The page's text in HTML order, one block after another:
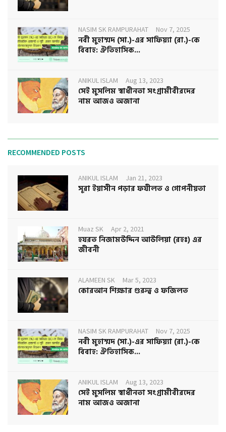
NASIM SK RAMPURAHAT Nov 7, 2025
নবী মুহাম্মদ (সা.)-এর সাফিয়্যা (রা.)-কে
বিবাহ: ঐতিহাসিক...
ANIKUL ISLAM Aug 13, 2023
সেই মুসলিম স্বাধীনতা সংগ্রামীবীরদের
নাম আজও অজানা
RECOMMENDED POSTS
ANIKUL ISLAM Jan 21, 2023
সূরা ইয়াসীন পড়ার ফযীলত ও গোপনীয়তা
Muaz SK Apr 2, 2021
হযরত নিজামউদ্দিন আউলিয়া (রহঃ) এর
জীবনী
ALAMEEN SK Mar 5, 2023
কোরআন শিক্ষার গুরুত্ব ও ফজিলত
NASIM SK RAMPURAHAT Nov 7, 2025
নবী মুহাম্মদ (সা.)-এর সাফিয়্যা (রা.)-কে
বিবাহ: ঐতিহাসিক...
ANIKUL ISLAM Aug 13, 2023
সেই মুসলিম স্বাধীনতা সংগ্রামীবীরদের
নাম আজও অজানা